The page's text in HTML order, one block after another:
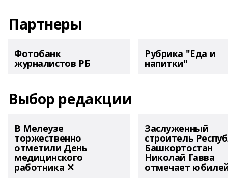
Партнеры
Фотобанк
журналистов РБ
Рубрика "Еда и
напитки"
Выбор редакции
В Мелеузе
торжественно
отметили День
медицинского
работника ✕
Заслуженный
строитель
Башкортостан
Николай Гавва
отмечает